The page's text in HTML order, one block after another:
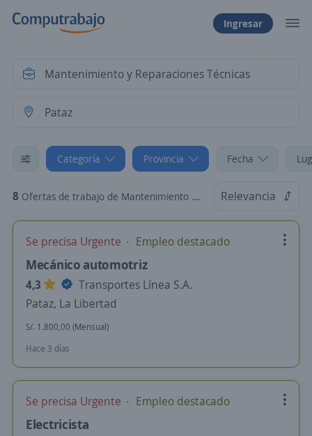
Ingresar
Categoría Provincia Fecha
8 Ofertas de trabajo de Mantenimiento y Reparaciones Técnicas en Pataz, La Libertad Relevancia
Se precisa Urgente Empleo destacado
Mecánico automotriz
4,3
Transportes Línea S.A.
Pataz, La Libertad
S/. 1.800,00 (Mensual)
Hace 3 días
Se precisa Urgente Empleo destacado
Electricista